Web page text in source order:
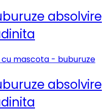
absolvire
absolvire